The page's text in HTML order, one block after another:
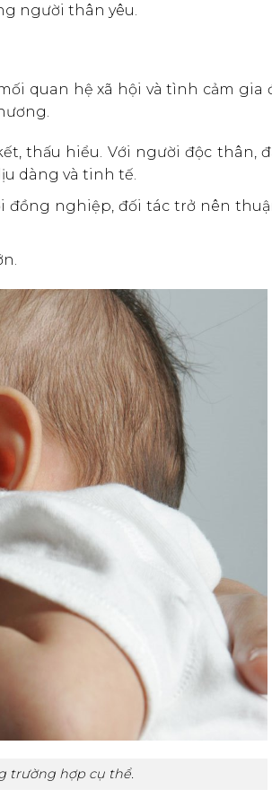
người thân yêu.
quan hệ xã hội và tình cảm gia
thấu hiểu. Với người độc thân,
dàng và tinh tế.
đồng nghiệp, đối tác trở nên
trường hợp cụ thể.